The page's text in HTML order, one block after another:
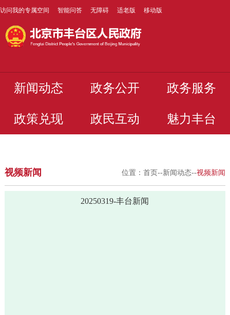
访问我的专属空间 智能问答 无障碍 适老版 移动版
新闻动态 政务公开 政务服务
政策兑现 政民互动 魅力丰台
视频新闻 位置：首页--新闻动态--视频新闻
20250319-丰台新闻